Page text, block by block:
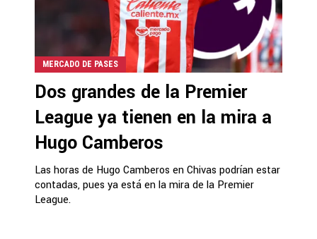
MERCADO DE PASES
Dos grandes de la Premier
League ya tienen en la mira a
Hugo Camberos
Las horas de Hugo Camberos en Chivas podrían estar
contadas, pues ya está en la mira de la Premier
League.